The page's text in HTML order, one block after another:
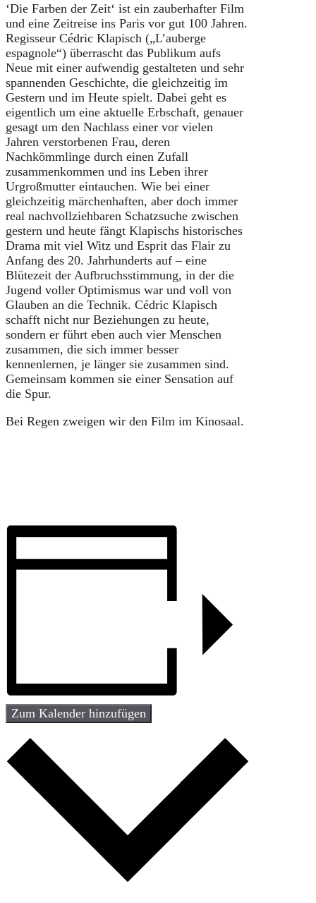
‘Die Farben der Zeit‘ ist ein zauberhafter Film
und eine Zeitreise ins Paris vor gut 100 Jahren.
Regisseur Cédric Klapisch („L’auberge
espagnole“) überrascht das Publikum aufs
Neue mit einer aufwendig gestalteten und sehr
spannenden Geschichte, die gleichzeitig im
Gestern und im Heute spielt. Dabei geht es
eigentlich um eine aktuelle Erbschaft, genauer
gesagt um den Nachlass einer vor vielen
Jahren verstorbenen Frau, deren
Nachkömmlinge durch einen Zufall
zusammenkommen und ins Leben ihrer
Urgroßmutter eintauchen. Wie bei einer
gleichzeitig märchenhaften, aber doch immer
real nachvollziehbaren Schatzsuche zwischen
gestern und heute fängt Klapischs historisches
Drama mit viel Witz und Esprit das Flair zu
Anfang des 20. Jahrhunderts auf – eine
Blütezeit der Aufbruchsstimmung, in der die
Jugend voller Optimismus war und voll von
Glauben an die Technik. Cédric Klapisch
schafft nicht nur Beziehungen zu heute,
sondern er führt eben auch vier Menschen
zusammen, die sich immer besser
kennenlernen, je länger sie zusammen sind.
Gemeinsam kommen sie einer Sensation auf
die Spur.
Bei Regen zweigen wir den Film im Kinosaal.
Zum Kalender hinzufügen